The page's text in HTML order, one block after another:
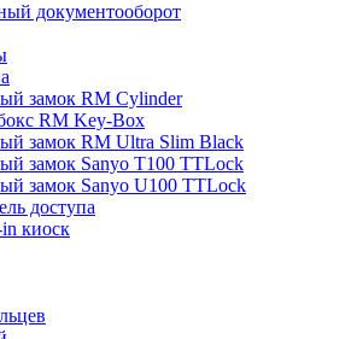
документооборот
замок RM Cylinder
RM Key-Box
замок RM Ultra Slim Black
замок Sanyo T100 TTLock
замок Sanyo U100 TTLock
доступа
киоск